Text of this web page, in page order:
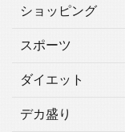
ショッピング
スポーツ
ダイエット
デカ盛り